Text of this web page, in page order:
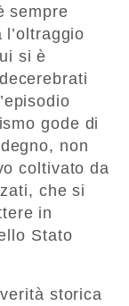
sempre
si è
gode di
non
coltivato da
che si
in
Stato
storica